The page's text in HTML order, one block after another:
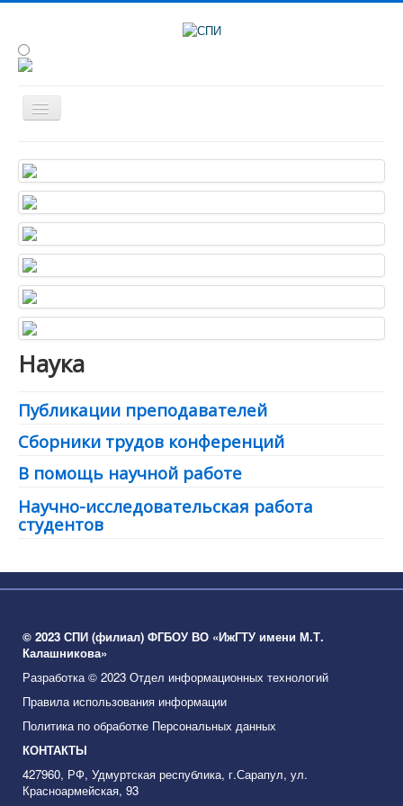
Сведения об образовательной
организации
Об институте
Студенту
Наука
Конференции
Абитуриенту
Анкетирование
Наука
Публикации преподавателей
Сборники трудов конференций
В помощь научной работе
Научно-исследовательская работа
студентов
© 2023 СПИ (филиал) ФГБОУ ВО «ИжГТУ имени М.Т.
Калашникова»
Разработка © 2023 Отдел информационных технологий
Правила использования информации
Политика по обработке Персональных данных
КОНТАКТЫ
427960, РФ, Удмуртская республика, г.Сарапул, ул.
Красноармейская, 93